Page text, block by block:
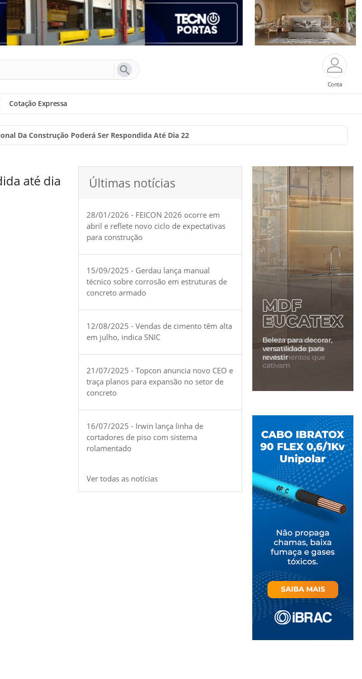
Conta
Cotação Expressa
Da Construção Poderá Ser Respondida Até Dia 22
até dia
Últimas notícias
28/01/2026 - FEICON 2026 ocorre em
abril e reflete novo ciclo de expectativas
para construção
15/09/2025 - Gerdau lança manual
técnico sobre corrosão em estruturas de
concreto armado
12/08/2025 - Vendas de cimento têm alta
em julho, indica SNIC
21/07/2025 - Topcon anuncia novo CEO e
traça planos para expansão no setor de
concreto
16/07/2025 - Irwin lança linha de
cortadores de piso com sistema
rolamentado
Ver todas as notícias